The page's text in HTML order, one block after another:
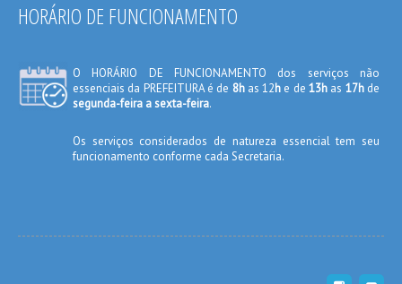
HORÁRIO DE FUNCIONAMENTO
O HORÁRIO DE FUNCIONAMENTO dos serviços não
essenciais da PREFEITURA é de 8has 12h e de 13h as 17hde
segunda-feira a sexta-feira.
Os serviços considerados de natureza essencial tem seu
funcionamento conforme cada Secretaria.